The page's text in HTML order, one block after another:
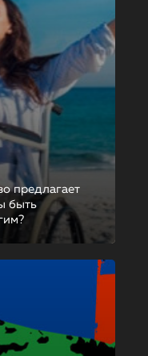
предлагает
быть